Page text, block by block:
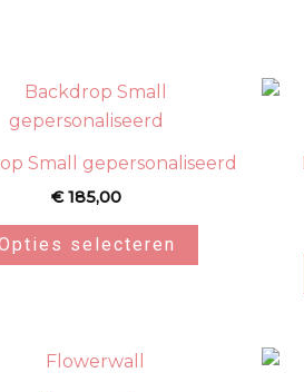
Small gepersonaliseerd
€185,00
selecteren